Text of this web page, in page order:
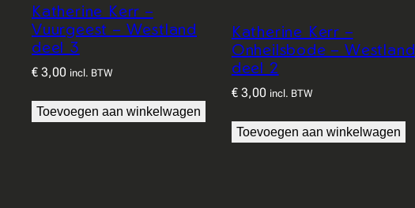
Katherine Kerr –
Vuurgeest – Westland
deel 3
€ 3,00 incl. BTW
Toevoegen aan winkelwagen
Katherine Kerr –
Onheilsbode – Westland
deel 2
€3,00 incl. BTW
Toevoegen aan winkelwagen